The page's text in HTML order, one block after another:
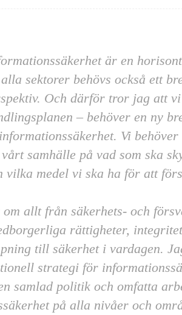
är en
sektorer behövs också ett
Och därför tror jag att
– behöver en ny
Vi behöver
samhälle på vad som ska
vilka medel vi ska ha för att
allt från säkerhets- och
rättigheter,
till säkerhet i vardagen.
strategi för
samlad politik och omfatta
på alla nivåer och